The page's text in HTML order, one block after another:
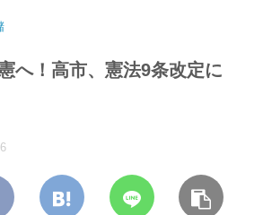
へ！高市、憲法9条改定に